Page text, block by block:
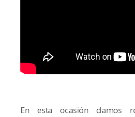
En esta ocasión damos